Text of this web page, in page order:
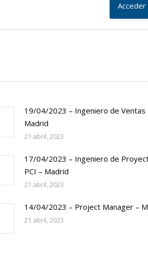
19/04/2023 – Ingeniero de Ventas
Madrid
21 abril, 2023
17/04/2023 – Ingeniero de
PCI – Madrid
21 abril, 2023
14/04/2023 – Project Manager –
21 abril, 2023